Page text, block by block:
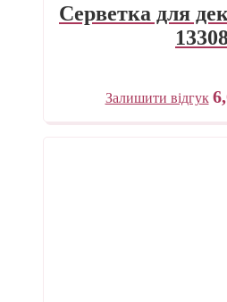
Серветка для
Залишити відгук